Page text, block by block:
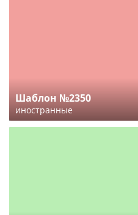
Шаблон №2350
иностранные